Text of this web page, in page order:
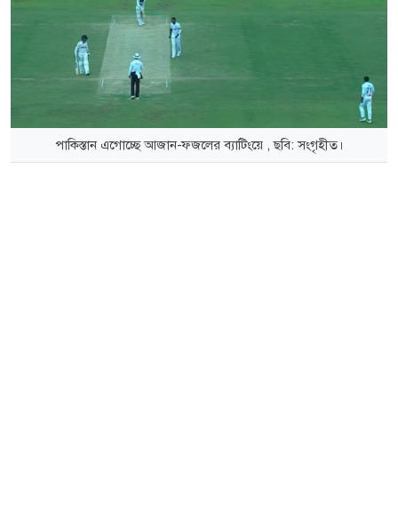
পাকিস্তান এগোচ্ছে আজান-ফজলের ব্যাটিংয়ে , ছবি: সংগৃহীত।